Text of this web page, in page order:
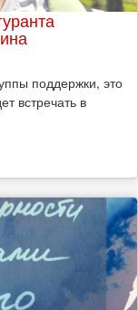
поддержки, это
встречать в